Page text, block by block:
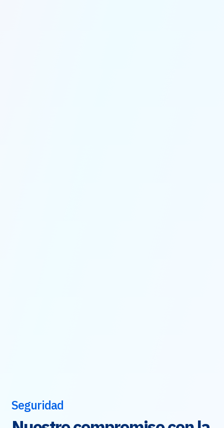
Seguridad